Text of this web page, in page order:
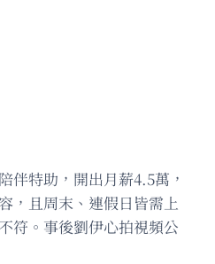
伴特助，開出月薪4.5萬，
，且周末、連假日皆需上
符。事後劉伊心拍視頻公